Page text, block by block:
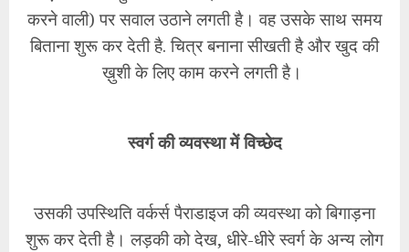
करने वाली) पर सवाल उठाने लगती है। वह उसके साथ समय
बिताना शुरू कर देती है. चित्र बनाना सीखती है और खुद की
ख़ुशी के लिए काम करने लगती है।
स्वर्ग की व्यवस्था में विच्छेद
उसकी उपस्थिति वर्कर्स पैराडाइज की व्यवस्था को बिगाड़ना
शुरू कर देती है। लड़की को देख, धीरे-धीरे स्वर्ग के अन्य लोग